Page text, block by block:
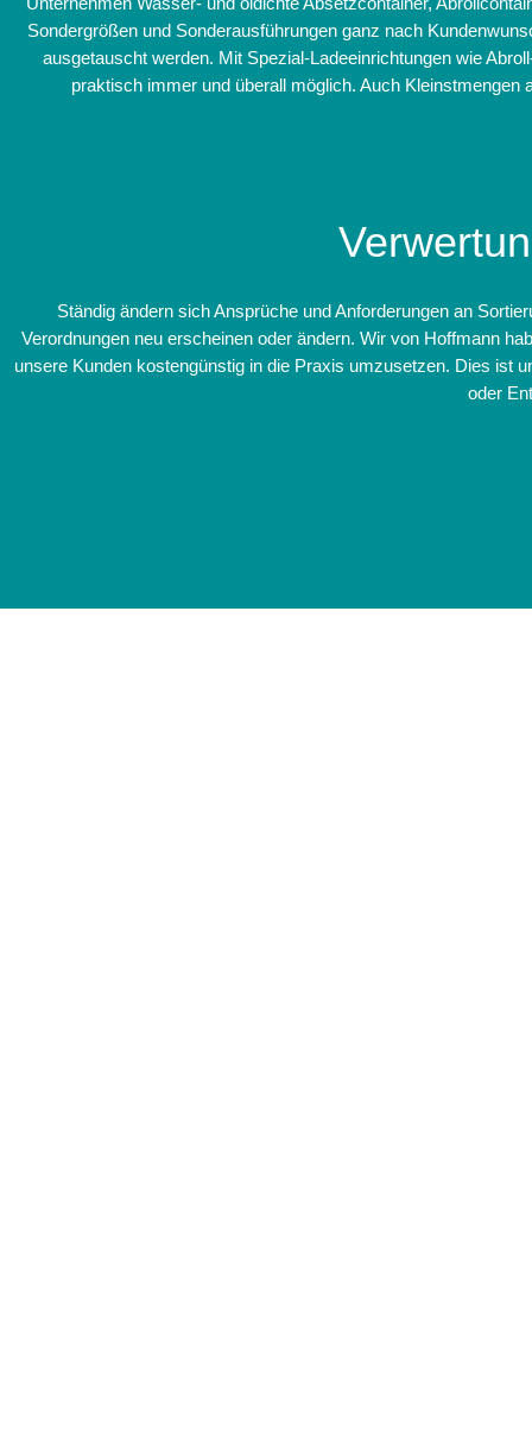
Sondergrößen und Sonderausführungen ganz nach
ausgetauscht werden. Mit Spezial-Ladeeinrichtungen wie
praktisch immer und überall möglich. Auch
Ständig ändern sich Ansprüche und Anforderungen an
Verordnungen neu erscheinen oder ändern. Wir von Hoffmann
unsere Kunden kostengünstig in die Praxis umzusetzen. Dies ist
oder